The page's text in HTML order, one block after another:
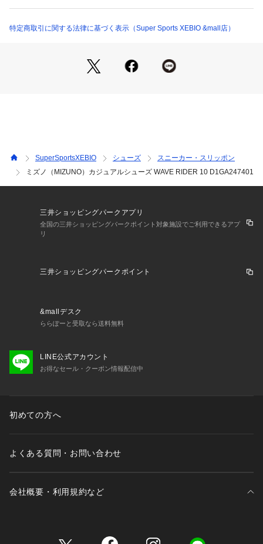
●妖怪(ようかい)は、日本で伝承される民間信仰において、人
で、恐ろしい幽霊から巨大な骸骨、奇抜な提灯まで、必ずしも
悪意があるわけではないが不気味なものすべてを指す包括的な
明したリーフレットが靴箱に含まれています。
●WAVE RIDER 10 は、ダイナミックなクッション性、安定
性、エネルギー リターンといった機能性を提供します。アッ
ルの半透明 TPU表現など、高級感のある素材とテクニカルな
仕上げが特徴です。
●ミズノウエーブ
【商品の購入にあたっての注意事項】
【こちらの商品について】
※シューズの製造過程で、接着剤の付着や縫製のズレ・歪みが
※靴ひもの長さについては、左右10cm以内の差までは弊社許
容内とさせていただいております。
※一部商品において弊社カラー表記がメーカーカラー表記と異
なる場合がございます。
※掲載の価格・製品のパッケージ・デザイン・仕様について、
ースポーツゼビオ ゼビオ Super Sports XEBIO カジュアルシ
特定商取引に関する法律に基づく表示（Super Sports XEBIO &mall店）
SuperSportsXEBIO シューズ
スニーカー・スリッポン
ミズノ（MIZUNO）カジュアルシューズ WAVE RIDER 10 D1GA247401
三井ショッピングパークアプリ
全国の三井ショッピングパークポイント対象施設でご利用できるアプ
リ
三井ショッピングパークポイント
&mallデスク
ららぽーと受取なら送料無料
LINE公式アカウント
お得なセール・クーポン情報配信中
初めての方へ
よくある質問・お問い合わせ
会社概要・利用規約など